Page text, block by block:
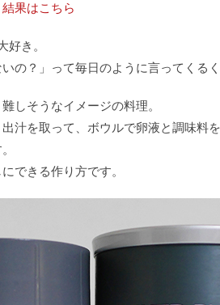
果はこちら
好き。
の？」って毎日のように言ってくる
しそうなイメージの料理。
汁を取って、ボウルで卵液と調味料
できる作り方です。